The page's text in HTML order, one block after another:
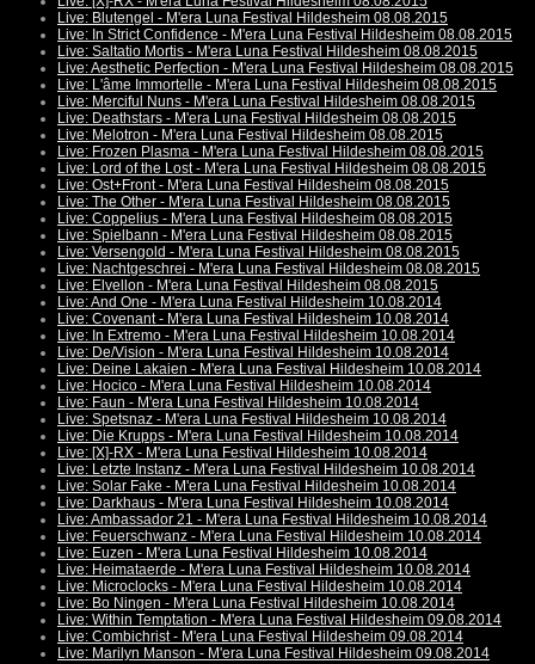
Live: Blutengel - M'era Luna Festival Hildesheim 08.08.2015
Live: In Strict Confidence - M'era Luna Festival Hildesheim 08.08.2015
Live: Saltatio Mortis - M'era Luna Festival Hildesheim 08.08.2015
Live: Aesthetic Perfection - M'era Luna Festival Hildesheim 08.08.2015
Live: L'âme Immortelle - M'era Luna Festival Hildesheim 08.08.2015
Live: Merciful Nuns - M'era Luna Festival Hildesheim 08.08.2015
Live: Deathstars - M'era Luna Festival Hildesheim 08.08.2015
Live: Melotron - M'era Luna Festival Hildesheim 08.08.2015
Live: Frozen Plasma - M'era Luna Festival Hildesheim 08.08.2015
Live: Lord of the Lost - M'era Luna Festival Hildesheim 08.08.2015
Live: Ost+Front - M'era Luna Festival Hildesheim 08.08.2015
Live: The Other - M'era Luna Festival Hildesheim 08.08.2015
Live: Coppelius - M'era Luna Festival Hildesheim 08.08.2015
Live: Spielbann - M'era Luna Festival Hildesheim 08.08.2015
Live: Versengold - M'era Luna Festival Hildesheim 08.08.2015
Live: Nachtgeschrei - M'era Luna Festival Hildesheim 08.08.2015
Live: Elvellon - M'era Luna Festival Hildesheim 08.08.2015
Live: And One - M'era Luna Festival Hildesheim 10.08.2014
Live: Covenant - M'era Luna Festival Hildesheim 10.08.2014
Live: In Extremo - M'era Luna Festival Hildesheim 10.08.2014
Live: De/Vision - M'era Luna Festival Hildesheim 10.08.2014
Live: Deine Lakaien - M'era Luna Festival Hildesheim 10.08.2014
Live: Hocico - M'era Luna Festival Hildesheim 10.08.2014
Live: Faun - M'era Luna Festival Hildesheim 10.08.2014
Live: Spetsnaz - M'era Luna Festival Hildesheim 10.08.2014
Live: Die Krupps - M'era Luna Festival Hildesheim 10.08.2014
Live: [X]-RX - M'era Luna Festival Hildesheim 10.08.2014
Live: Letzte Instanz - M'era Luna Festival Hildesheim 10.08.2014
Live: Solar Fake - M'era Luna Festival Hildesheim 10.08.2014
Live: Darkhaus - M'era Luna Festival Hildesheim 10.08.2014
Live: Ambassador 21 - M'era Luna Festival Hildesheim 10.08.2014
Live: Feuerschwanz - M'era Luna Festival Hildesheim 10.08.2014
Live: Euzen - M'era Luna Festival Hildesheim 10.08.2014
Live: Heimataerde - M'era Luna Festival Hildesheim 10.08.2014
Live: Microclocks - M'era Luna Festival Hildesheim 10.08.2014
Live: Bo Ningen - M'era Luna Festival Hildesheim 10.08.2014
Live: Within Temptation - M'era Luna Festival Hildesheim 09.08.2014
Live: Combichrist - M'era Luna Festival Hildesheim 09.08.2014
Live: Marilyn Manson - M'era Luna Festival Hildesheim 09.08.2014